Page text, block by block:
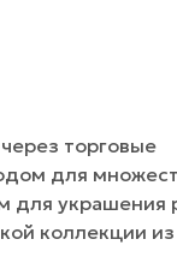
торговые
для
для украшения
коллекции